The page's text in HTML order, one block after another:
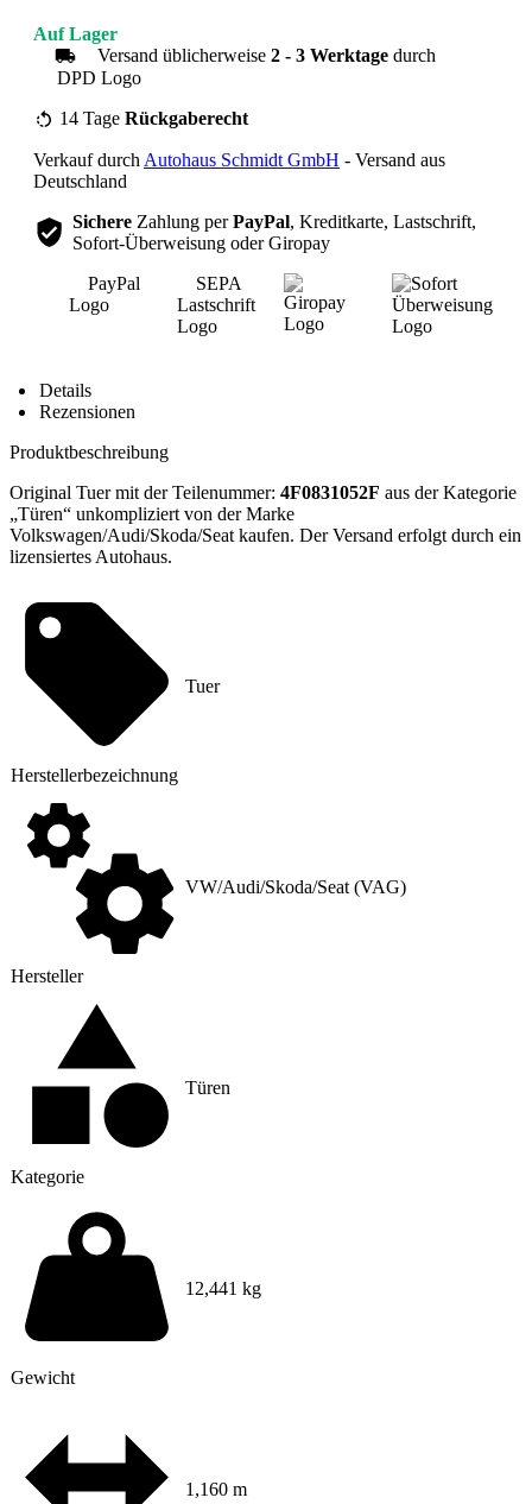
19
20
21
23
25
Auf Lager
Versand üblicherweise 2 - 3 Werktage durch
14 Tage Rückgaberecht
Verkauf durch Autohaus Schmidt GmbH - Versand aus
Deutschland
Sichere Zahlung perPayPal, Kreditkarte, Lastschrift,
Sofort-Überweisung oder Giropay
Details
Rezensionen
Produktbeschreibung
Original Tuer mit der Teilenummer: 4F0831052F aus der Kategorie
„Türen“ unkompliziert von der Marke
Volkswagen/Audi/Skoda/Seat kaufen. Der Versand erfolgt durch ein
lizensiertes Autohaus.
Hersteller­bezeichnung
Tuer
Hersteller
VW/Audi/Skoda/Seat (VAG)
Kategorie
Türen
Gewicht
12,441 kg
1,160 m